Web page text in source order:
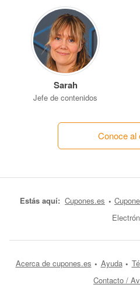
Sarah
Jefe de contenidos
Conoce al
Estás aquí: Cupones.es
Acerca de cupones.es Ayuda
Contacto /